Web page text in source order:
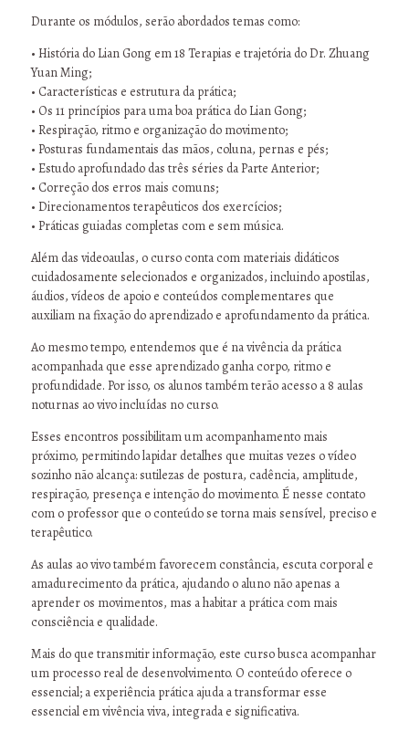
Durante os módulos, serão abordados temas como:
• História do Lian Gong em 18 Terapias e trajetória do Dr. Zhuang
Yuan Ming;
• Características e estrutura da prática;
• Os 11 princípios para uma boa prática do Lian Gong;
• Respiração, ritmo e organização do movimento;
• Posturas fundamentais das mãos, coluna, pernas e pés;
• Estudo aprofundado das três séries da Parte Anterior;
• Correção dos erros mais comuns;
• Direcionamentos terapêuticos dos exercícios;
• Práticas guiadas completas com e sem música.
Além das videoaulas, o curso conta com materiais didáticos
cuidadosamente selecionados e organizados, incluindo apostilas,
áudios, vídeos de apoio e conteúdos complementares que
auxiliam na fixação do aprendizado e aprofundamento da prática.
Ao mesmo tempo, entendemos que é na vivência da prática
acompanhada que esse aprendizado ganha corpo, ritmo e
profundidade. Por isso, os alunos também terão acesso a 8 aulas
noturnas ao vivo incluídas no curso.
Esses encontros possibilitam um acompanhamento mais
próximo, permitindo lapidar detalhes que muitas vezes o vídeo
sozinho não alcança: sutilezas de postura, cadência, amplitude,
respiração, presença e intenção do movimento. É nesse contato
com o professor que o conteúdo se torna mais sensível, preciso e
terapêutico.
As aulas ao vivo também favorecem constância, escuta corporal e
amadurecimento da prática, ajudando o aluno não apenas a
aprender os movimentos, mas a habitar a prática com mais
consciência e qualidade.
Mais do que transmitir informação, este curso busca acompanhar
um processo real de desenvolvimento. O conteúdo oferece o
essencial; a experiência prática ajuda a transformar esse
essencial em vivência viva, integrada e significativa.